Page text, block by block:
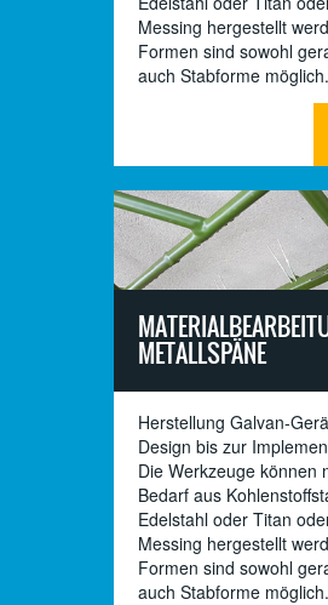
Messing hergestellt
Formen sind sowohl
auch Stabforme möglich.
METALLSPÄNE
Herstellung Galvan-
Design bis zur
Die Werkzeuge können
Bedarf aus
Edelstahl oder Titan
Messing hergestellt
Formen sind sowohl
auch Stabforme möglich.